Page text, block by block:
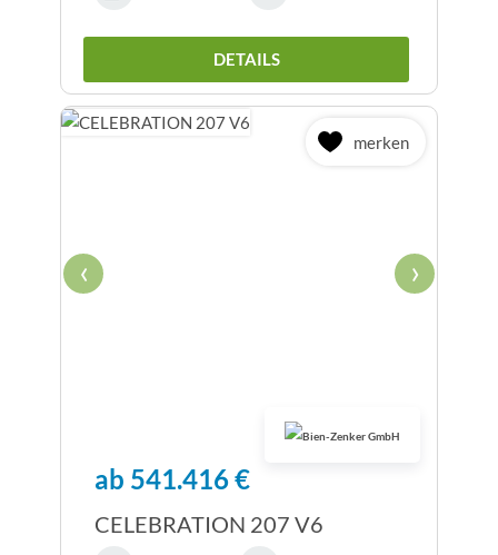
DETAILS
merken
‹ ›
ab 541.416 €
CELEBRATION 207 V6